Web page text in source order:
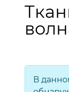
В